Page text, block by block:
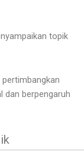
topik
dan berpengaruh